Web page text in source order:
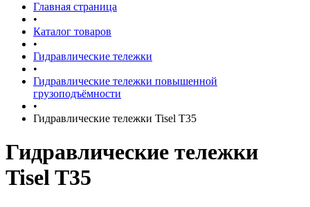
Главная страница
•
Каталог товаров
•
Гидравлические тележки
•
Гидравлические тележки повышенной
грузоподъёмности
•
Гидравлические тележки Tisel T35
Гидравлические тележки
Tisel T35